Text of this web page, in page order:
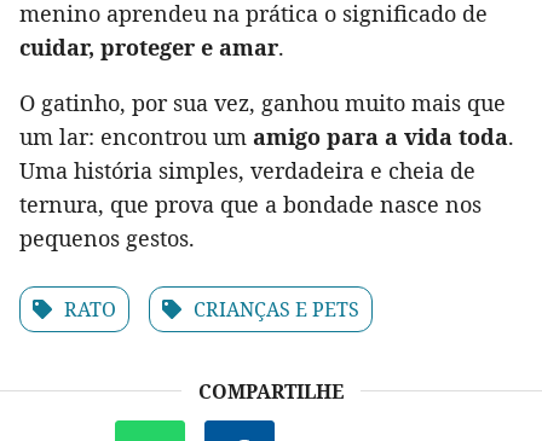
menino aprendeu na prática o significado de
cuidar, proteger e amar.
O gatinho, por sua vez, ganhou muito mais que
um lar: encontrou um amigo para a vida toda.
Uma história simples, verdadeira e cheia de
ternura, que prova que a bondade nasce nos
pequenos gestos.
RATO CRIANÇAS E PETS
COMPARTILHE